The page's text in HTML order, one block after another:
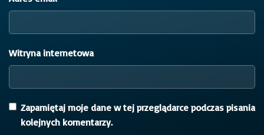
Witryna internetowa
Zapamiętaj moje dane w tej przeglądarce podczas pisania
kolejnych komentarzy.